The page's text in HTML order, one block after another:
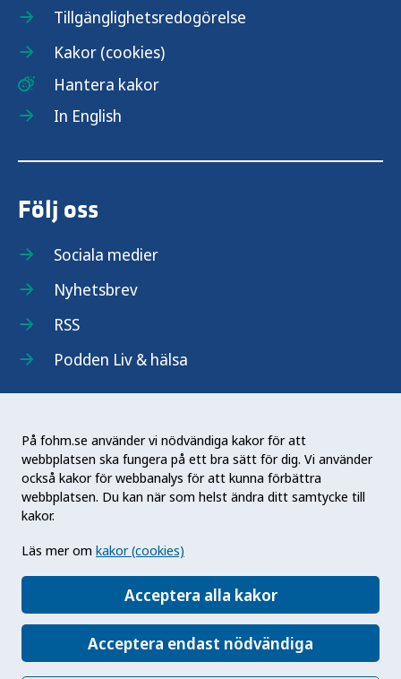
På fohm.se använder vi nödvändiga kakor för att
webbplatsen ska fungera på ett bra sätt för dig. Vi använder
också kakor för webbanalys för att kunna förbättra
webbplatsen. Du kan när som helst ändra ditt samtycke till
kakor.
Läs mer om kakor (cookies)
Acceptera alla kakor
Acceptera endast nödvändiga
Tillgänglighetsredogörelse
Kakor (cookies)
Hantera kakor
In English
Följ oss
Sociala medier
Nyhetsbrev
RSS
Podden Liv & hälsa
Folkhälsomyndigheten (Fohm) är en nationell
kunskapsmyndighet som arbetar för en bättre
folkhälsa. Det gör myndigheten genom att
främja hälsa, förebygga ohälsa och skydda mot
hälsohot. Vår vision är en folkhälsa som stärker
samhällets utveckling.